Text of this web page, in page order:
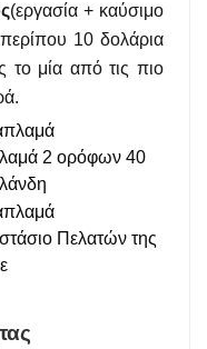
(εργασία + καύσιμο
περίπου 10 δολάρια
το μία από τις πιο
2 ορόφων 40
Πελατών της